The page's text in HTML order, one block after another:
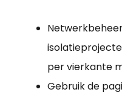
per vierkante
Gebruik de